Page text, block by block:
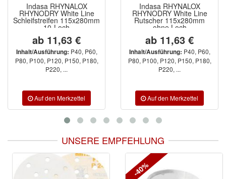
Indasa RHYNALOX
RHYNODRY White Line
Schleifstreifen 115x280mm
10-Loch
ab 11,63 €
Inhalt/Ausführung: P40, P60,
P80, P100, P120, P150, P180,
P220, ...
Indasa RHYNALOX
RHYNODRY White Line
Rutscher 115x280mm
ohne Loch
ab 11,63 €
Inhalt/Ausführung: P40, P60,
P80, P100, P120, P150, P180,
P220, ...
UNSERE EMPFEHLUNG
-40%